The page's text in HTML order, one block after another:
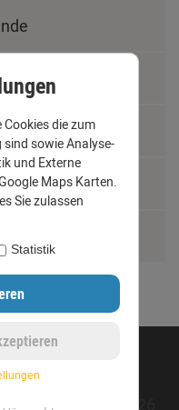
shop.de
© 2009-2026
Cookies die zum
sowie Analyse-
und Externe
Maps Karten.
Sie zulassen
Statistik